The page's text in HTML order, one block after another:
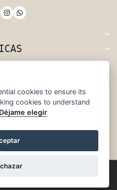
cookies to ensure its
cookies to understand
Déjame elegir